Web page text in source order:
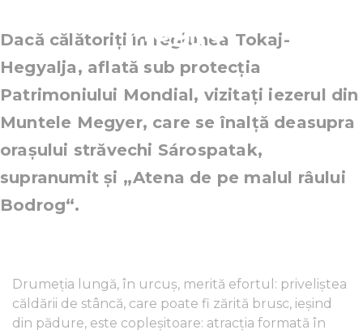
Megyer
Dacă călătoriți în regiunea Tokaj-
Hegyalja, aflată sub protecția
Patrimoniului Mondial, vizitați iezerul din
Muntele Megyer, care se înalță deasupra
orașului străvechi Sárospatak,
supranumit și „Atena de pe malul râului
Bodrog“.
Drumeția lungă, în urcuș, merită efortul: priveliștea
căldării de stâncă, care poate fi zărită brusc, ieșind
din pădure, este copleșitoare: atracția formată în